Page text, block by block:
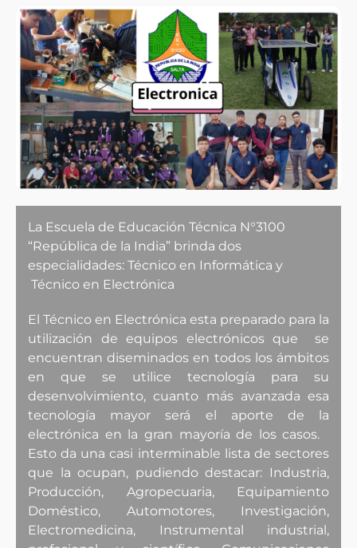
La Escuela de Educación Técnica N°3100
“República de la India” brinda dos
especialidades: Técnico en Informática y
Técnico en Electrónica
El Técnico en Electrónica esta preparado para la
utilización de equipos electrónicos que se
encuentran diseminados en todos los ámbitos
en que se utilice tecnología para su
desenvolvimiento, cuanto más avanzada esa
tecnología mayor será el aporte de la
electrónica en la gran mayoría de los casos.
Esto da una casi interminable lista de sectores
que la ocupan, pudiendo destacar: Industria,
Producción, Agropecuaria, Equipamiento
Doméstico, Automotores, Investigación,
Electromedicina, Instrumental industrial,